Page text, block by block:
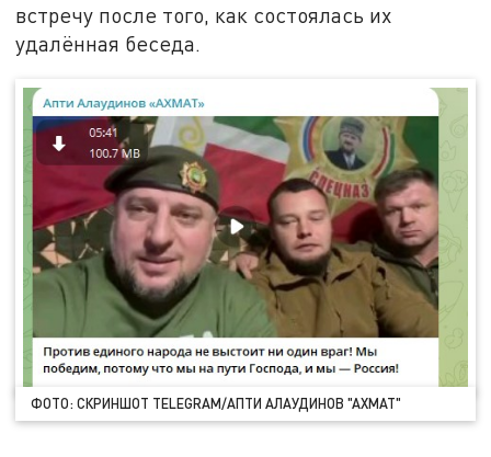
встречу после того, как состоялась их
удалённая беседа.
ФОТО: СКРИНШОТ TELEGRAM/АПТИ АЛАУДИНОВ "АХМАТ"